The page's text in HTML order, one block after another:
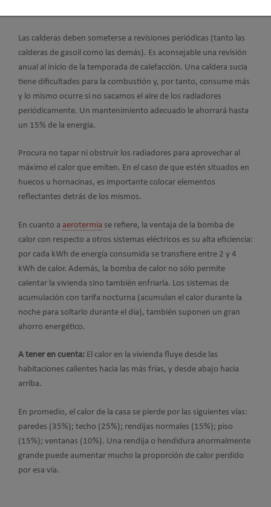
Las calderas deben someterse a revisiones periódicas (tanto las
calderas de gasoil como las demás). Es aconsejable una revisión
anual al inicio de la temporada de calefacción. Una caldera sucia
tiene dificultades para la combustión y, por tanto, consume más
y lo mismo ocurre si no sacamos el aire de los radiadores
periódicamente. Un mantenimiento adecuado le ahorrará hasta
un 15% de la energía.
Procura no tapar ni obstruir los radiadores para aprovechar al
máximo el calor que emiten. En el caso de que estén situados en
huecos u hornacinas, es importante colocar elementos
reflectantes detrás de los mismos.
En cuanto a aerotermia se refiere, la ventaja de la bomba de
calor con respecto a otros sistemas eléctricos es su alta eficiencia:
por cada kWh de energía consumida se transfiere entre 2 y 4
kWh de calor. Además, la bomba de calor no sólo permite
calentar la vivienda sino también enfriarla. Los sistemas de
acumulación con tarifa nocturna (acumulan el calor durante la
noche para soltarlo durante el día), también suponen un gran
ahorro energético.
A tener en cuenta: El calor en la vivienda fluye desde las
habitaciones calientes hacia las más frías, y desde abajo hacia
arriba.
En promedio, el calor de la casa se pierde por las siguientes vías:
paredes (35%); techo (25%); rendijas normales (15%); piso
(15%); ventanas (10%). Una rendija o hendidura anormalmente
grande puede aumentar mucho la proporción de calor perdido
por esa vía.